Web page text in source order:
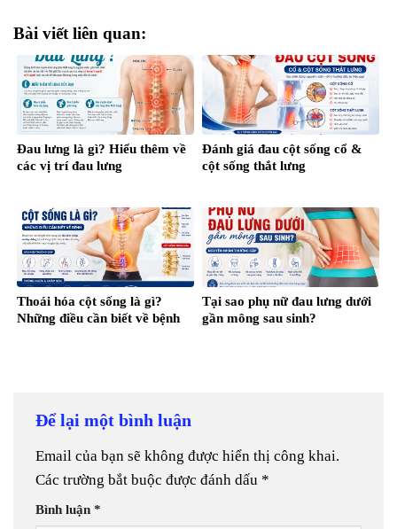
Bài viết liên quan:
Đau lưng là gì? Hiểu thêm về
các vị trí đau lưng
Đánh giá đau cột sống cổ &
cột sống thắt lưng
Thoái hóa cột sống là gì?
Những điều cần biết về bệnh
Tại sao phụ nữ đau lưng dưới
gần mông sau sinh?
Để lại một bình luận
Email của bạn sẽ không được hiển thị công khai.
Các trường bắt buộc được đánh dấu *
Bình luận *